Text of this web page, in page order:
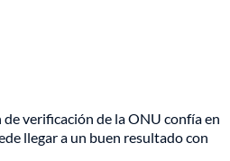
verificación de la ONU confía en
llegar a un buen resultado con